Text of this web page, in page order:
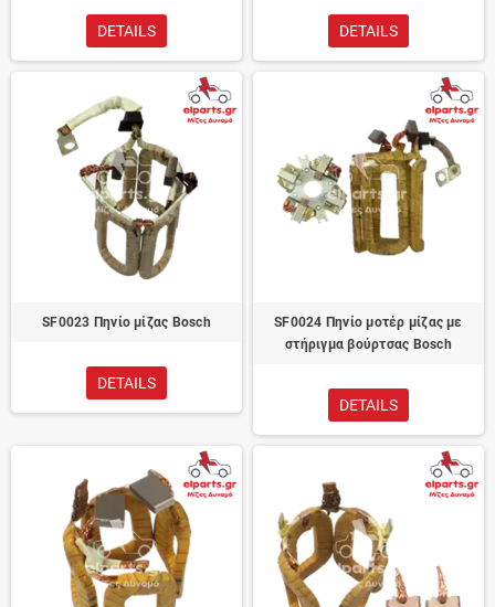
DETAILS DETAILS
SF0023 Πηνίο μίζας Bosch
DETAILS
SF0024 Πηνίο μοτέρ μίζας με
στήριγμα βούρτσας Bosch
DETAILS